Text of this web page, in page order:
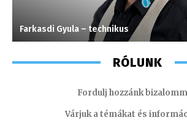
Farkasdi Gyula – technikus
RÓLUNK
Fordulj hozzánk
Várjuk a témákat és